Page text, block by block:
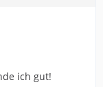
ich gut!